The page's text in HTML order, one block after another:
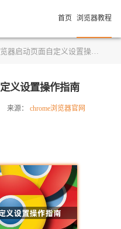
首页 浏览器教程
器启动页面自定义设置操作指南
义设置操作指南
来源： chrome浏览器官网